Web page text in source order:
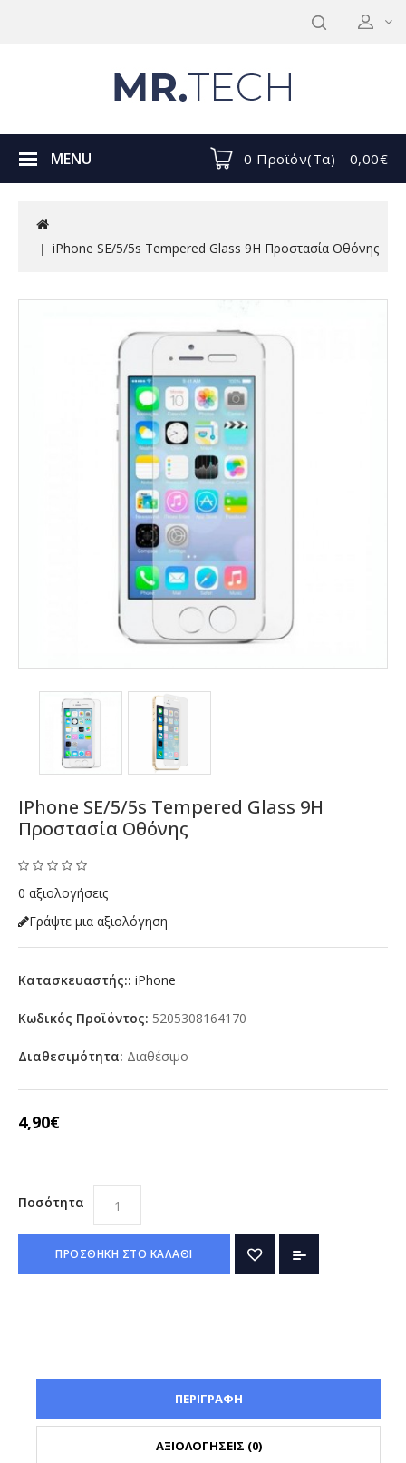
0 Προϊόν(τα) - 0,00€
MENU
iPhone SE/5/5s Tempered Glass 9H Προστασία Οθόνης
IPhone SE/5/5s Tempered Glass 9H
Προστασία Οθόνης
0 αξιολογήσεις
Γράψτε μια αξιολόγηση
Κατασκευαστής:: iPhone
Κωδικός Προϊόντος: 5205308164170
Διαθεσιμότητα: Διαθέσιμο
4,90€
Ποσότητα
ΠΡΟΣΘΗΚΗ ΣΤΟ ΚΑΛΑΘΙ
ΠΕΡΙΓΡΑΦΗ
ΑΞΙΟΛΟΓΗΣΕΙΣ (0)